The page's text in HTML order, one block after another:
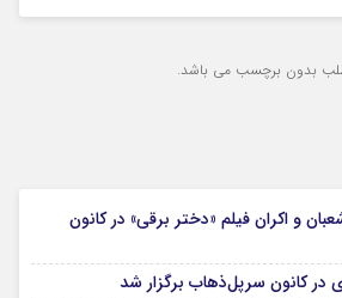
بدون برچسب می باشد.
و اکران فیلم «دختر برقی» در کانون
در کانون سرپل‌ذهاب برگزار شد